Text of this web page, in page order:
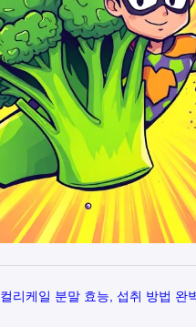
컬리케일 분말 효능, 섭취 방법 완